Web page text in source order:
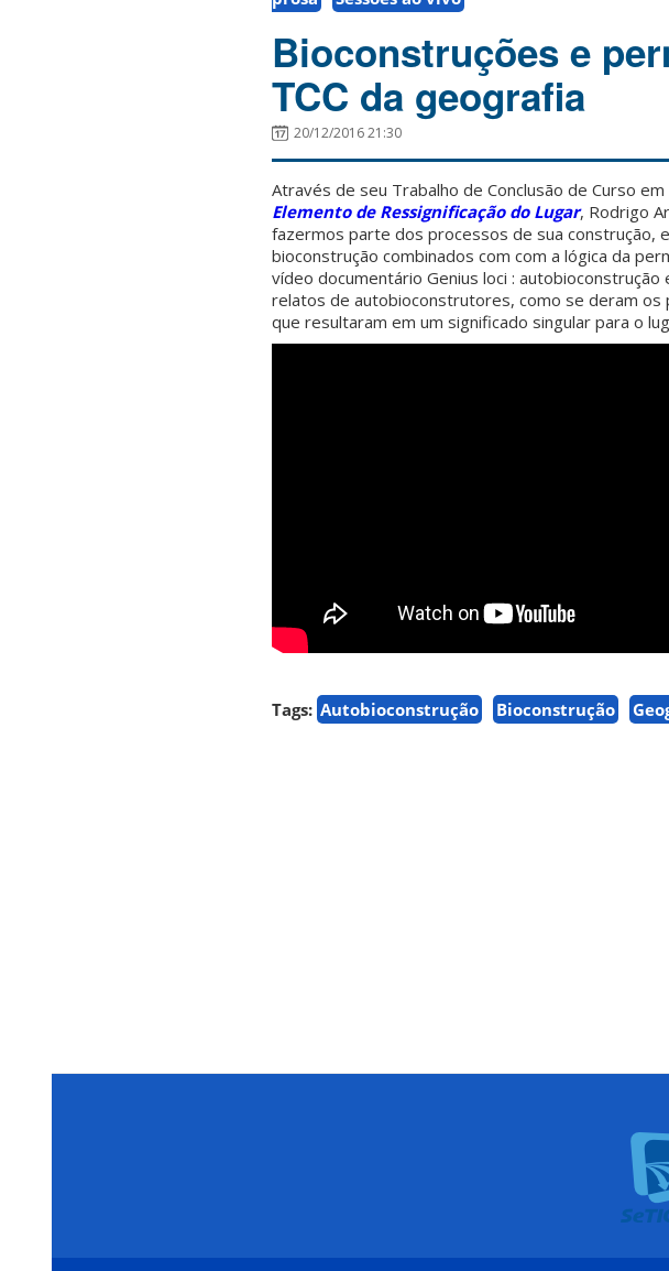
Bioconstruções e
TCC da geografia
20/12/2016 21:30
Através de seu Trabalho de Conclusão de Curso
Elemento de Ressignificação do Lugar, Rodrigo
fazermos parte dos processos de sua construção,
bioconstrução combinados com com a lógica da
vídeo documentário Genius loci :
relatos de autobioconstrutores, como se deram os
que resultaram em um significado singular para o
Tags: Autobioconstrução Bioconstrução